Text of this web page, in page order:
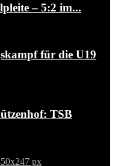
– 5:2 im...
für die U19
TSB